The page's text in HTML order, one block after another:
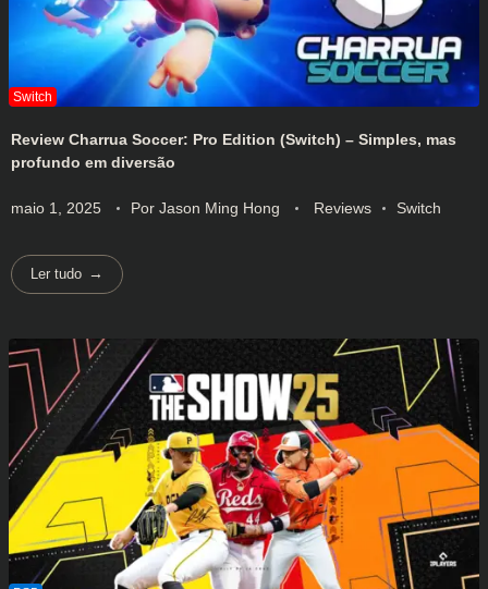
Review Charrua Soccer: Pro Edition (Switch) – Simples, mas
profundo em diversão
maio 1, 2025 Por Jason Ming Hong Reviews Switch
Ler tudo